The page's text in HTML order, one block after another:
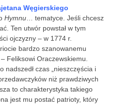
Węgierskiego
Hymnu … tematyce. Jeśli chcesz
Ten utwór powstał w tym
ojczyzny – w 1774 r.
bardzo szanowanemu
Feliksowi Oraczewskiemu.
nadszedł czas „nieszczęścia i
niż prawdziwych
to charakterystyka takiego
jest mu postać patrioty, który